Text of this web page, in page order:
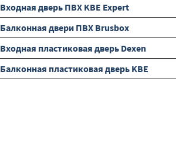
Входная дверь ПВХ KBE Expert
Балконная двери ПВХ Brusbox
Входная пластиковая дверь Dexen
Балконная пластиковая дверь KBE